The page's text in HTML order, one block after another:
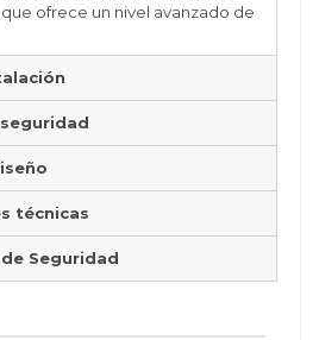
que ofrece un nivel avanzado de
técnicas
Seguridad